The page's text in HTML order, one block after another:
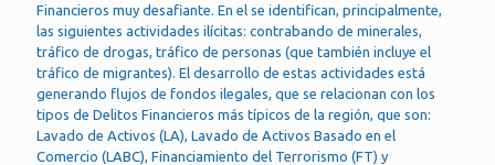
Financieros muy desafiante. En el se identifican, principalmente,
las siguientes actividades ilícitas: contrabando de minerales,
tráfico de drogas, tráfico de personas (que también incluye el
tráfico de migrantes). El desarrollo de estas actividades está
generando flujos de fondos ilegales, que se relacionan con los
tipos de Delitos Financieros más típicos de la región, que son:
Lavado de Activos (LA), Lavado de Activos Basado en el
Comercio (LABC), Financiamiento del Terrorismo (FT) y